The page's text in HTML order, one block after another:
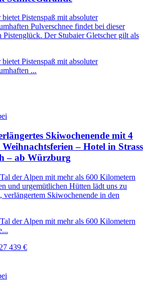
Pistenspaß mit absoluter
Pulverschnee findet bei dieser
Pistenglück. Der Stubaier Gletscher gilt als
Pistenspaß mit absoluter
...
Skiwochenende mit 4
– Hotel in Strass
– ab Würzburg
der Alpen mit mehr als 600 Kilometern
und urgemütlichen Hütten lädt uns zu
verlängertem Skiwochenende in den
der Alpen mit mehr als 600 Kilometern
439 €